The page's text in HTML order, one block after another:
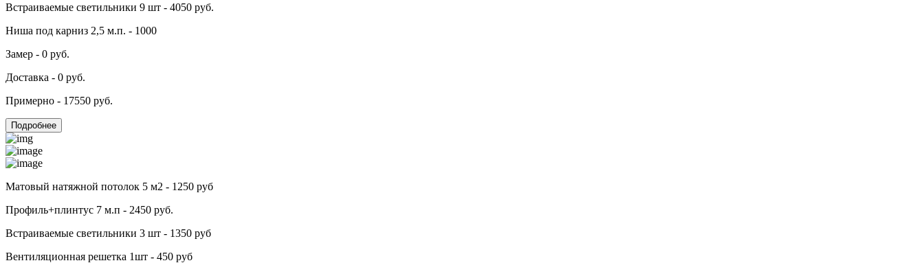
Встраиваемые светильники 9 шт - 4050 руб.
Ниша под карниз 2,5 м.п. - 1000
Замер - 0 руб.
Доставка - 0 руб.
Примерно - 17550 руб.
Подробнее
Матовый натяжной потолок 5 м2 - 1250 руб
Профиль+плинтус 7 м.п - 2450 руб.
Встраиваемые светильники 3 шт - 1350 руб
Вентиляционная решетка 1шт - 450 руб